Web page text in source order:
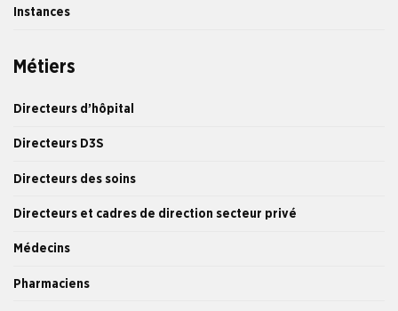
Instances
Métiers
Directeurs d’hôpital
Directeurs D3S
Directeurs des soins
Directeurs et cadres de direction secteur privé
Médecins
Pharmaciens